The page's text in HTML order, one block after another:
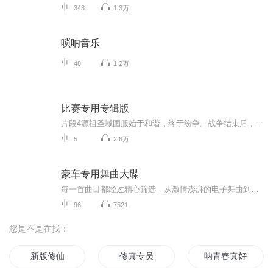
343 1.3万
唢呐音乐
48 1.2万
比赛专用专辑版
5 2.6万
豪车专用舞曲大碟
96 7521
您是不是在找：
新版修仙 修真专员 呐青春真好